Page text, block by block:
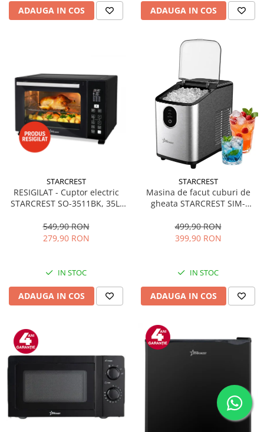
ADAUGA IN COS ADAUGA IN COS
STARCREST
RESIGILAT - Cuptor electric
STARCREST SO-3511BK, 35L,
Programe predefinite,
Interfata digitala, Negru
549,90 RON
279,90 RON
IN STOC
ADAUGA IN COS
STARCREST
Masina de facut cuburi de
gheata STARCREST SIM-
12Kg/24h, Cos gheata
detasabil, Rezervor apa 0.8 l,
499,90 RON
399,90 RON
IN STOC
ADAUGA IN COS